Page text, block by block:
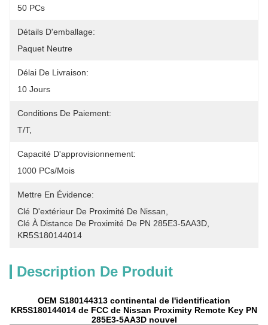
50 PCs
Détails D'emballage:
Paquet Neutre
Délai De Livraison:
10 Jours
Conditions De Paiement:
T/T,
Capacité D'approvisionnement:
1000 PCs/mois
Mettre En Évidence:
Clé D'extérieur De Proximité De Nissan
Clé À Distance De Proximité De PN 285E3-5AA3D
KR5S180144014
Description De Produit
OEM S180144313 continental de l'identification
KR5S180144014 de FCC de Nissan Proximity Remote Key PN
285E3-5AA3D nouvel